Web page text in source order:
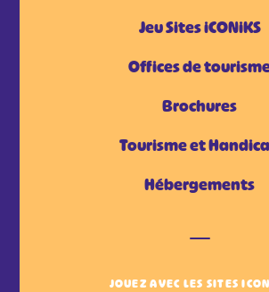
Jeu Sites iCONiKS
Offices de
Brochures
Tourisme et
Hébergements
JOUEZ AVEC LES SITES